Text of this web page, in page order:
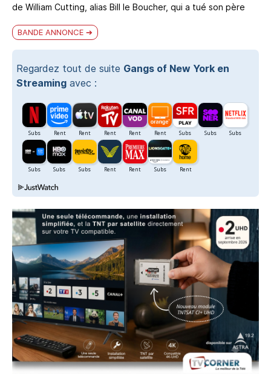
de William Cutting, alias Bill le Boucher, qui a tué son père
BANDE ANNONCE
Regardez tout de suite Gangs of New York en
Streaming avec :